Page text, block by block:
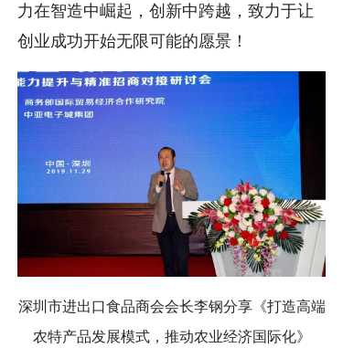
力在智造中崛起，创新中跨越，致力于让
创业成功开始无限可能的愿景！
深圳市进出口食品商会会长李钢分享《打造高端
农特产品发展模式，推动农业经济国际化》